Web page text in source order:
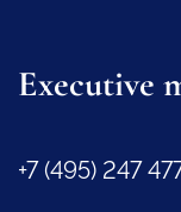
Executive
+7 (495) 247